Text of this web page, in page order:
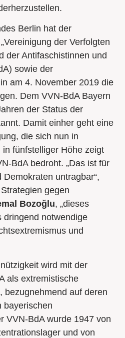
Berlin hat der
der Verfolgten
der Antifaschistinnen und
sowie der
am 4. November 2019 die
Dem VVN-BdA Bayern
der Status der
Damit einher geht eine
die sich nun in
fünfstelliger Höhe zeigt
BdA bedroht. „Das ist für
untragbar“,
gegen
Bozoğlu, „dieses
dringend notwendige
und
wird mit der
als extremistische
bezugnehmend auf deren
bayerischen
VVN-BdA wurde 1947 von
und von